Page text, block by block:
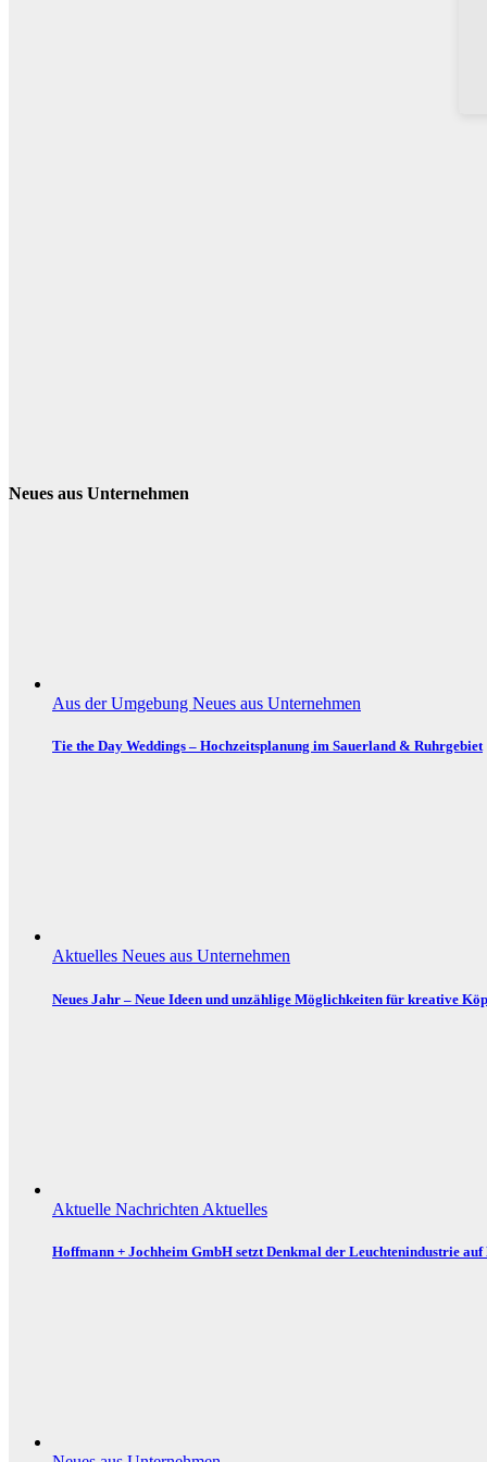
Neues aus Unternehmen
Aus der Umgebung Neues aus Unternehmen
Tie the Day Weddings – Hochzeitsplanung im Sauerland & Ruhrgebiet
Aktuelles Neues aus Unternehmen
Neues Jahr – Neue Ideen und unzählige Möglichkeiten für kreative
Aktuelle Nachrichten Aktuelles
Hoffmann + Jochheim GmbH setzt Denkmal der Leuchtenindustrie auf